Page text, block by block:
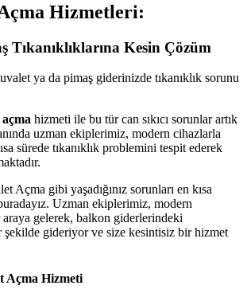
Hizmetleri:
Tıkanıklıklarına Kesin Çözüm
ya da pimaş giderinizde tıkanıklık sorunu
hizmeti ile bu tür can sıkıcı sorunlar artık
uzman ekiplerimiz, modern cihazlarla
sürede tıkanıklık problemini tespit ederek
Açma gibi yaşadığınız sorunları en kısa
Uzman ekiplerimiz, modern
araya gelerek, balkon giderlerindeki
şekilde gideriyor ve size kesintisiz bir hizmet
Açma Hizmeti